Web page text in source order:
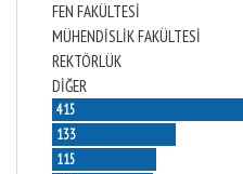
FEN FAKÜLTESİ
MÜHENDİSLİK FAKÜLTESİ
REKTÖRLÜK
DİĞER
415
133
115